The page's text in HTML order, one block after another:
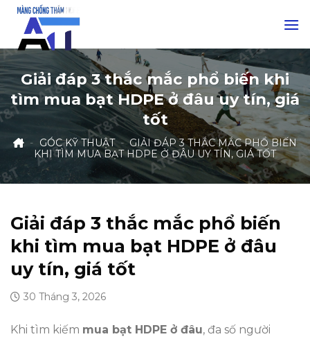
Skip
content
Giải đáp 3 thắc mắc phổ biến khi
tìm mua bạt HDPE ở đâu uy tín, giá
tốt
- GÓC KỸ THUẬT - GIẢI ĐÁP 3 THẮC MẮC PHỔ BIẾN
KHI TÌM MUA BẠT HDPE Ở ĐÂU UY TÍN, GIÁ TỐT
Giải đáp 3 thắc mắc phổ biến
khi tìm mua bạt HDPE ở đâu
uy tín, giá tốt
30 Tháng 3, 2026
Khi tìm kiếm mua bạt HDPE ở đâu, đa số người